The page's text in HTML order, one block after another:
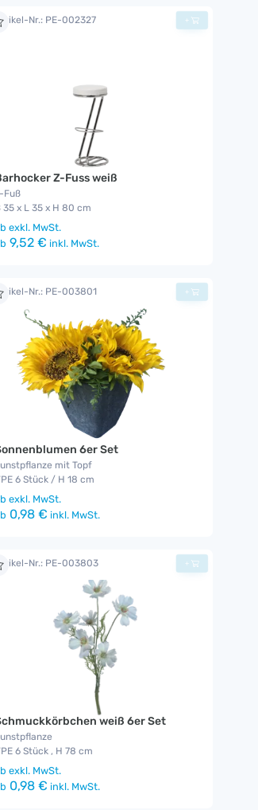
Nr.: PE-002327
Z-Fuss weiß
Fuß
35 x L 35 x H 80 cm
exkl. MwSt.
9,52 € inkl. MwSt.
+
Nr.: PE-003801
6er Set
mit Topf
6 Stück / H 18 cm
exkl. MwSt.
0,98 € inkl. MwSt.
+
Nr.: PE-003803
weiß 6er Set
6 Stück , H 78 cm
exkl. MwSt.
0,98 € inkl. MwSt.
+